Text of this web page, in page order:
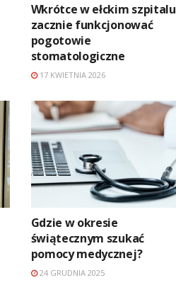
Wkrótce w ełckim szpitalu
zacznie funkcjonować
pogotowie
stomatologiczne
17 KWIETNIA 2026
Gdzie w okresie
świątecznym szukać
pomocy medycznej?
24 GRUDNIA 2025